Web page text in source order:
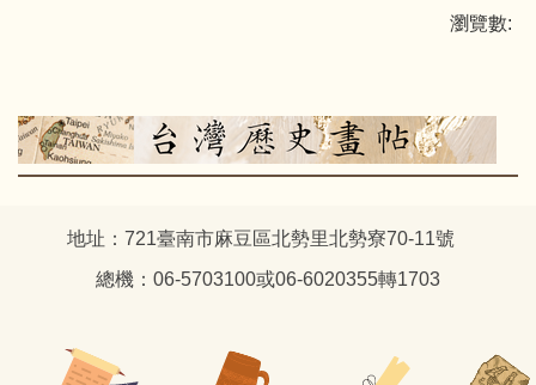
瀏覽數:
地址：721臺南市麻豆區北勢里北勢寮70-11號
總機：06-5703100或06-6020355轉1703